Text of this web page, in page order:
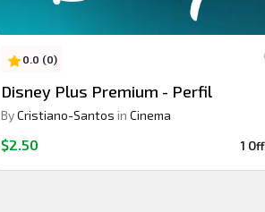
0.0 (0)
Disney Plus Premium - Perfil
ByCristiano-Santos in Cinema
$2.50 1